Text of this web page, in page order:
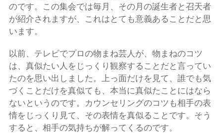
のです。この集会では毎月、その月の誕生者と召天者
が紹介されますが、これはとても意義あることだと思
います。
以前、テレビでプロの物まね芸人が、物まねのコツ
は、真似たい人をじっくり観察することだと言ってい
たのを思い出しました。上っ面だけを見て、誰でも気
づくことだけを真似ても、本当に真似たことにはなら
ないというのです。カウンセリングのコツも相手の表
情をじっくり見て、その表情を真似ることです。そう
すると、相手の気持ちが解ってくるのです。